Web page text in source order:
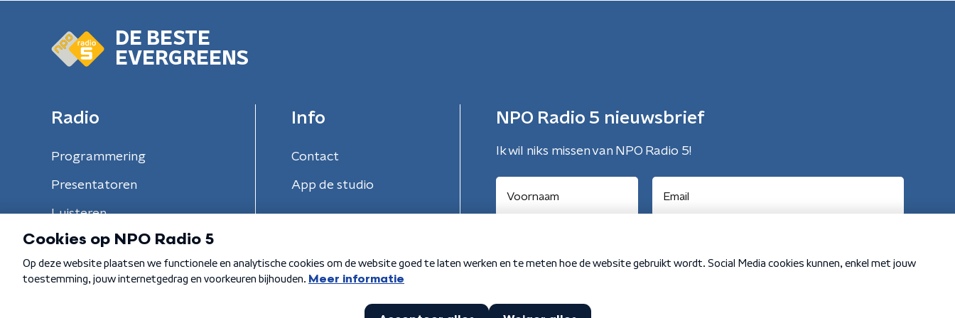
DE BESTE
EVERGREENS
Radio
Programmering
Presentatoren
Luisteren
Info
Contact
App de studio
NPO Radio 5 nieuwsbrief
Ik wil niks missen van NPO Radio 5!
Algemene voorwaarden Privacybeleid